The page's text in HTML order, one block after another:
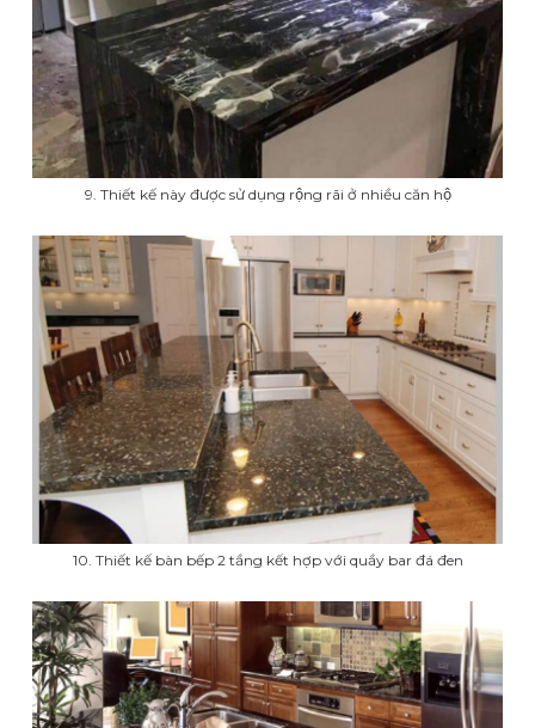
9. Thiết kế này được sử dụng rộng rãi ở nhiều căn hộ
10. Thiết kế bàn bếp 2 tầng kết hợp với quầy bar đá đen